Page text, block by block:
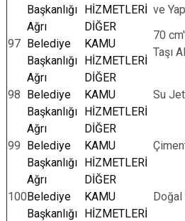
Başkanlığı HİZMETLERİ ve
97
Ağrı
Belediye
Başkanlığı
DİĞER
KAMU
HİZMETLERİ
70
Taşı
98
Ağrı
Belediye
Başkanlığı
DİĞER
KAMU
HİZMETLERİ
Su
99
Ağrı
Belediye
Başkanlığı
DİĞER
KAMU
HİZMETLERİ
100
Ağrı
Belediye
Başkanlığı
DİĞER
KAMU
HİZMETLERİ
Doğal